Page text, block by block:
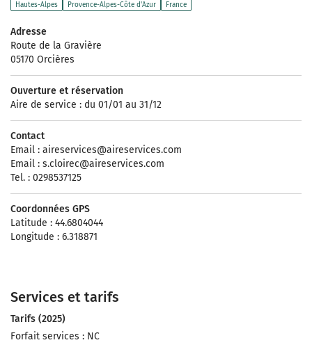
Hautes-Alpes Provence-Alpes-Côte d'Azur France
Adresse
Route de la Gravière
05170 Orcières
Ouverture et réservation
Aire de service : du 01/01 au 31/12
Contact
Email : aireservices@aireservices.com
Email : s.cloirec@aireservices.com
Tel. : 0298537125
Coordonnées GPS
Latitude : 44.6804044
Longitude : 6.318871
Services et tarifs
Tarifs (2025)
Forfait services : NC